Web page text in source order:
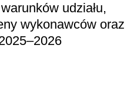
udziału,
wykonawców oraz